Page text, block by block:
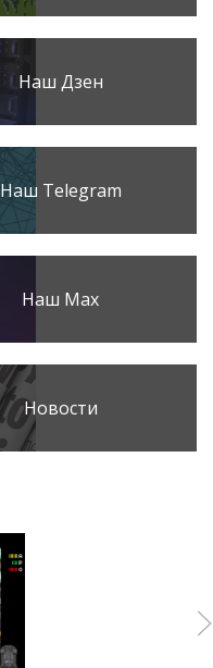
Наш Дзен
Наш Telegram
Наш Max
Новости